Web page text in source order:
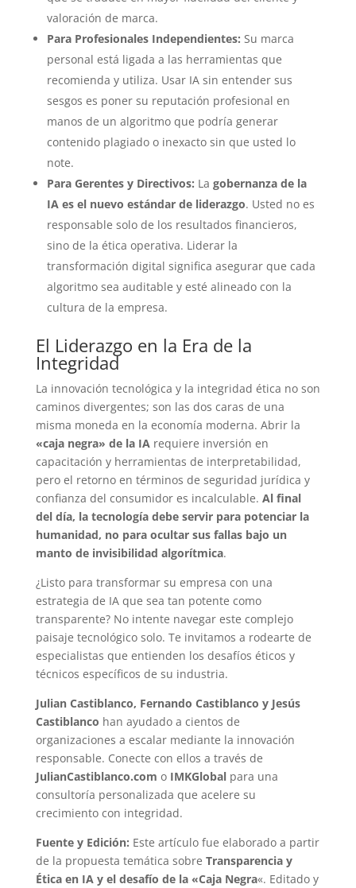
valoración de marca.
Para Profesionales Independientes: Su marca
personal está ligada a las herramientas que
recomienda y utiliza. Usar IA sin entender sus
sesgos es poner su reputación profesional en
manos de un algoritmo que podría generar
contenido plagiado o inexacto sin que usted lo
note.
Para Gerentes y Directivos: La gobernanza de la
IA es el nuevo estándar de liderazgo. Usted no es
responsable solo de los resultados financieros,
sino de la ética operativa. Liderar la
transformación digital significa asegurar que cada
algoritmo sea auditable y esté alineado con la
cultura de la empresa.
El Liderazgo en la Era de la
Integridad
La innovación tecnológica y la integridad ética no son
caminos divergentes; son las dos caras de una
misma moneda en la economía moderna. Abrir la
«caja negra» de la IA requiere inversión en
capacitación y herramientas de interpretabilidad,
pero el retorno en términos de seguridad jurídica y
confianza del consumidor es incalculable. Al final
del día, la tecnología debe servir para potenciar la
humanidad, no para ocultar sus fallas bajo un
manto de invisibilidad algorítmica.
¿Listo para transformar su empresa con una
estrategia de IA que sea tan potente como
transparente? No intente navegar este complejo
paisaje tecnológico solo. Te invitamos a rodearte de
especialistas que entienden los desafíos éticos y
técnicos específicos de su industria.
Julian Castiblanco, Fernando Castiblanco y Jesús
Castiblanco han ayudado a cientos de
organizaciones a escalar mediante la innovación
responsable. Conecte con ellos a través de
JulianCastiblanco.com o IMKGlobalpara una
consultoría personalizada que acelere su
crecimiento con integridad.
Fuente y Edición: Este artículo fue elaborado a partir
de la propuesta temática sobre Transparencia y
Ética en IA y el desafío de la «Caja Negra«. Editado y